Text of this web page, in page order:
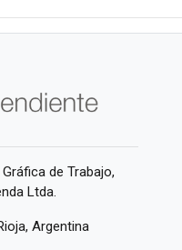
de Trabajo,
Ltda.
Argentina